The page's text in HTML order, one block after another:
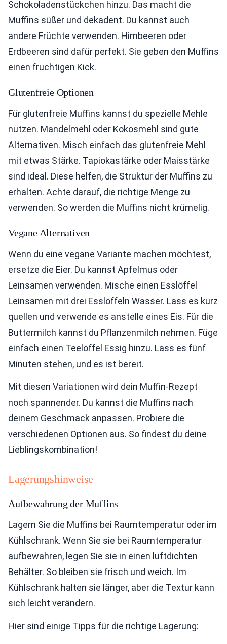
Schokoladenstückchen hinzu. Das macht die
Muffins süßer und dekadent. Du kannst auch
andere Früchte verwenden. Himbeeren oder
Erdbeeren sind dafür perfekt. Sie geben den Muffins
einen fruchtigen Kick.
Glutenfreie Optionen
Für glutenfreie Muffins kannst du spezielle Mehle
nutzen. Mandelmehl oder Kokosmehl sind gute
Alternativen. Misch einfach das glutenfreie Mehl
mit etwas Stärke. Tapiokastärke oder Maisstärke
sind ideal. Diese helfen, die Struktur der Muffins zu
erhalten. Achte darauf, die richtige Menge zu
verwenden. So werden die Muffins nicht krümelig.
Vegane Alternativen
Wenn du eine vegane Variante machen möchtest,
ersetze die Eier. Du kannst Apfelmus oder
Leinsamen verwenden. Mische einen Esslöffel
Leinsamen mit drei Esslöffeln Wasser. Lass es kurz
quellen und verwende es anstelle eines Eis. Für die
Buttermilch kannst du Pflanzenmilch nehmen. Füge
einfach einen Teelöffel Essig hinzu. Lass es fünf
Minuten stehen, und es ist bereit.
Mit diesen Variationen wird dein Muffin-Rezept
noch spannender. Du kannst die Muffins nach
deinem Geschmack anpassen. Probiere die
verschiedenen Optionen aus. So findest du deine
Lieblingskombination!
Lagerungshinweise
Aufbewahrung der Muffins
Lagern Sie die Muffins bei Raumtemperatur oder im
Kühlschrank. Wenn Sie sie bei Raumtemperatur
aufbewahren, legen Sie sie in einen luftdichten
Behälter. So bleiben sie frisch und weich. Im
Kühlschrank halten sie länger, aber die Textur kann
sich leicht verändern.
Hier sind einige Tipps für die richtige Lagerung: